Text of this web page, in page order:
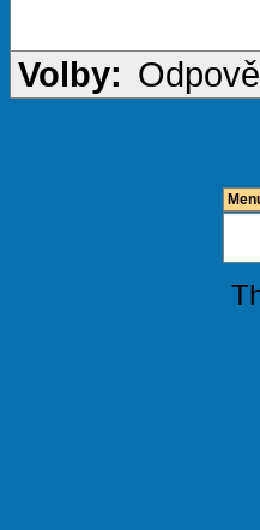
Volby: